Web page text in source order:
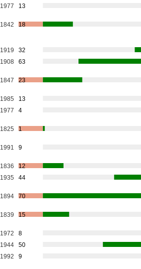
1977 13
1842 18
1919
32
1908 63
1847 23
1985
13
1977 4
1825 1
1991 9
1836
12
1935 44
1894 70
1839 15
1972
8
1944
50
1992 9